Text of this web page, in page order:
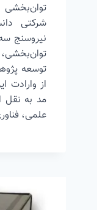
توان‌بخشی
شرکتی
نیروسنج
توسعه
از
مد به نقل
علمی،